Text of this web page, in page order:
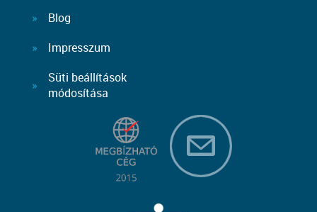
Blog
Impresszum
Süti beállítások
módosítása